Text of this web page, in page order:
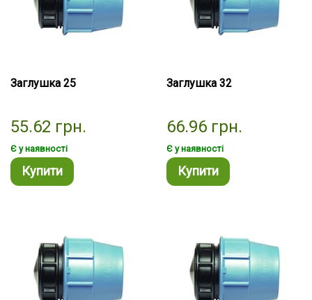
Заглушка 25
55.62 грн.
Є у наявності
Купити
Заглушка 32
66.96 грн.
Є у наявності
Купити